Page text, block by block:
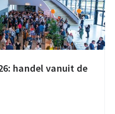
handel vanuit de